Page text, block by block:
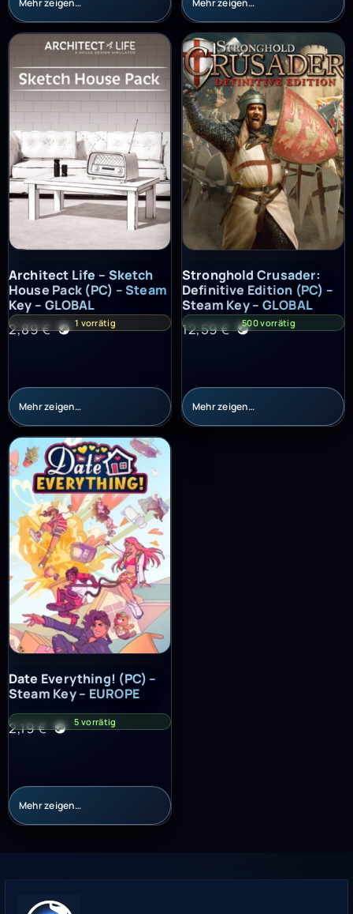
Architect Life – Sketch House Pack (PC) – Steam Key – GLOBAL
Architect Life – Sketch
House Pack (PC) – Steam
Key – GLOBAL
2,89€ 1 vorrätig
Mehr zeigen…
Stronghold Crusader: Definitive
Stronghold Crusader:
Definitive Edition (PC) –
Steam Key – GLOBAL
12,59€ 500 vorrätig
Mehr zeigen…
Date Everything! (PC) – Steam Key – EUROPE
Date Everything! (PC) –
Steam Key – EUROPE
2,19€ 5 vorrätig
Mehr zeigen…